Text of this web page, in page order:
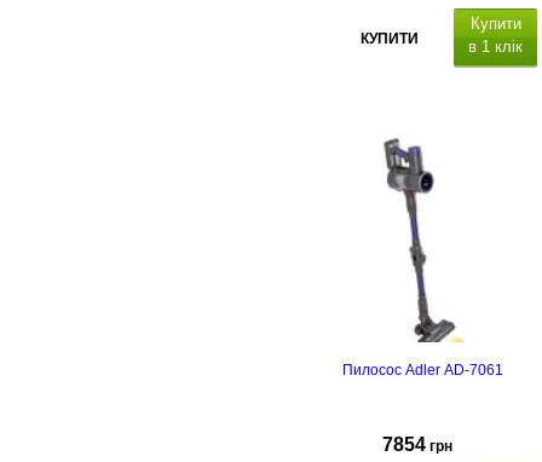
КУПИТИ
Купити
в 1 клік
Пилосос Adler AD-7061
7854 грн